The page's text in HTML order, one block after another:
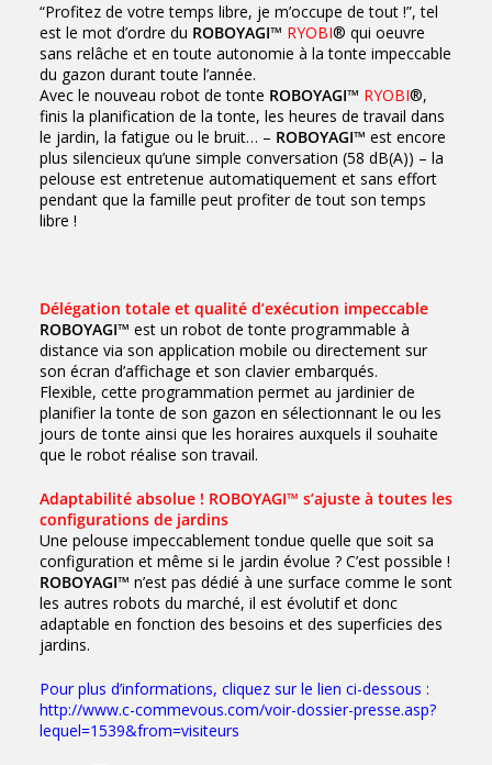
“Profitez de votre temps libre, je m’occupe de tout !”, tel
est le mot d’ordre du ROBOYAGI™ RYOBI® qui oeuvre
sans relâche et en toute autonomie à la tonte impeccable
du gazon durant toute l’année.
Avec le nouveau robot de tonte ROBOYAGI™ RYOBI®,
finis la planification de la tonte, les heures de travail dans
le jardin, la fatigue ou le bruit… – ROBOYAGI™ est encore
plus silencieux qu’une simple conversation (58 dB(A)) – la
pelouse est entretenue automatiquement et sans effort
pendant que la famille peut profiter de tout son temps
libre !
Délégation totale et qualité d’exécution impeccable
ROBOYAGI™ est un robot de tonte programmable à
distance via son application mobile ou directement sur
son écran d’affichage et son clavier embarqués.
Flexible, cette programmation permet au jardinier de
planifier la tonte de son gazon en sélectionnant le ou les
jours de tonte ainsi que les horaires auxquels il souhaite
que le robot réalise son travail.
Adaptabilité absolue ! ROBOYAGI™ s’ajuste à toutes les
configurations de jardins
Une pelouse impeccablement tondue quelle que soit sa
configuration et même si le jardin évolue ? C’est possible !
ROBOYAGI™ n’est pas dédié à une surface comme le sont
les autres robots du marché, il est évolutif et donc
adaptable en fonction des besoins et des superficies des
jardins.
Pour plus d’informations, cliquez sur le lien ci-dessous :
http://www.c-commevous.com/voir-dossier-presse.asp?
lequel=1539&from=visiteurs